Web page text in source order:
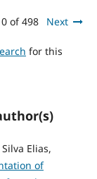
of 498 Next
for this
Elias,
of